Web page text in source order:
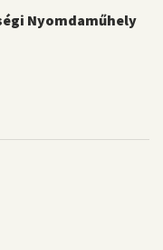
Nyomdaműhely